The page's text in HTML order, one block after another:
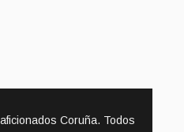
Coruña. Todos